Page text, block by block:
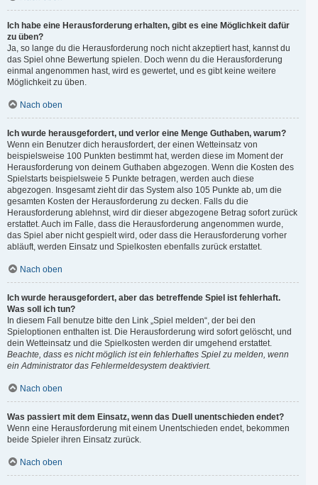
Ich habe eine Herausforderung erhalten, gibt es eine Möglichkeit dafür
zu üben?
Ja, so lange du die Herausforderung noch nicht akzeptiert hast, kannst du
das Spiel ohne Bewertung spielen. Doch wenn du die Herausforderung
einmal angenommen hast, wird es gewertet, und es gibt keine weitere
Möglichkeit zu üben.
Nach oben
Ich wurde herausgefordert, und verlor eine Menge Guthaben, warum?
Wenn ein Benutzer dich herausfordert, der einen Wetteinsatz von
beispielsweise 100 Punkten bestimmt hat, werden diese im Moment der
Herausforderung von deinem Guthaben abgezogen. Wenn die Kosten des
Spielstarts beispielsweie 5 Punkte betragen, werden auch diese
abgezogen. Insgesamt zieht dir das System also 105 Punkte ab, um die
gesamten Kosten der Herausforderung zu decken. Falls du die
Herausforderung ablehnst, wird dir dieser abgezogene Betrag sofort zurück
erstattet. Auch im Falle, dass die Herausforderung angenommen wurde,
das Spiel aber nicht gespielt wird, oder dass die Herausforderung vorher
abläuft, werden Einsatz und Spielkosten ebenfalls zurück erstattet.
Nach oben
Ich wurde herausgefordert, aber das betreffende Spiel ist fehlerhaft.
Was soll ich tun?
In diesem Fall benutze bitte den Link „Spiel melden“, der bei den
Spieloptionen enthalten ist. Die Herausforderung wird sofort gelöscht, und
dein Wetteinsatz und die Spielkosten werden dir umgehend erstattet.
Beachte, dass es nicht möglich ist ein fehlerhaftes Spiel zu melden, wenn
ein Administrator das Fehlermeldesystem deaktiviert.
Nach oben
Was passiert mit dem Einsatz, wenn das Duell unentschieden endet?
Wenn eine Herausforderung mit einem Unentschieden endet, bekommen
beide Spieler ihren Einsatz zurück.
Nach oben